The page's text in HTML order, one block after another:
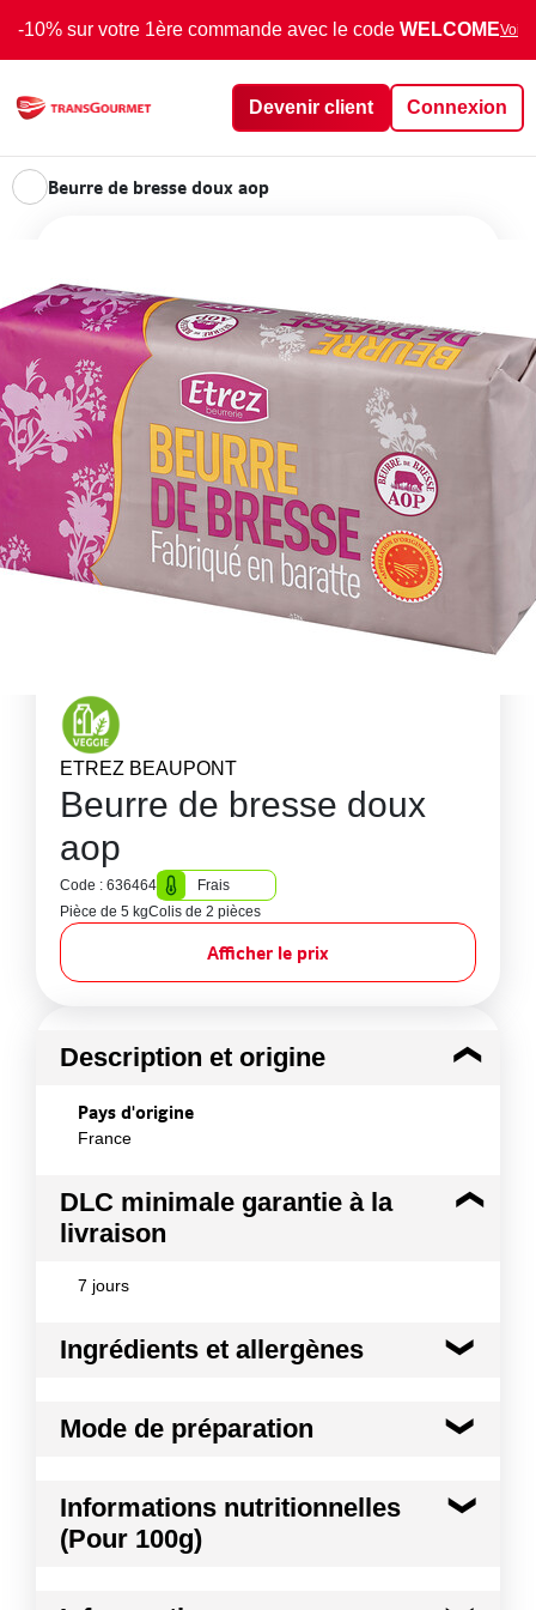
-10% sur votre 1ère commande avec le code WELCOMEVoir
Devenir client Connexion
Beurre de bresse doux aop
ETREZ BEAUPONT
Beurre de bresse doux
aop
Code : 636464
Frais
Pièce de 5 kgColis de 2 pièces
Afficher le prix
Description et origine
Pays d'origine
France
DLC minimale garantie à la
livraison
7 jours
Ingrédients et allergènes
Crème pasteurisée, ferments
Lait et produits à base de lait
Conformément aux informations transmises
par le(s) fournisseur(s) de Transgourmet
Mode de préparation
quel ou cuisiné
Informations nutritionnelles
(Pour 100g)